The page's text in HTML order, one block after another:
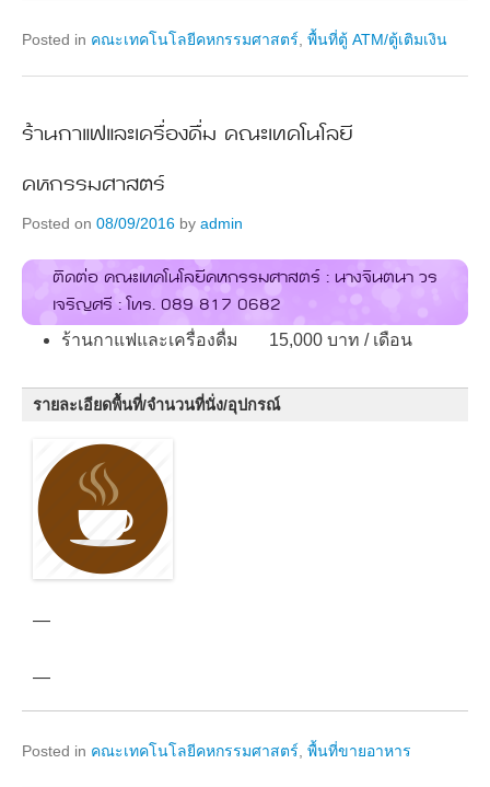
Posted in คณะเทคโนโลยีคหกรรมศาสตร์ พื้นที่ตู้ ATM/ตู้เติมเงิน
ร้านกาแฟและเครื่องดื่ม คณะเทคโนโลยี
คหกรรมศาสตร์
Posted on 08/09/2016 by admin
ติดต่อ คณะเทคโนโลยีคหกรรมศาสตร์ : นางจินตนา วร
เจริญศรี : โทร. 089 817 0682
ร้านกาแฟและเครื่องดื่ม 15,000 บาท / เดือน
รายละเอียดพื้นที่/จำนวนที่นั่ง/อุปกรณ์
—
—
Posted in คณะเทคโนโลยีคหกรรมศาสตร์ พื้นที่ขายอาหาร